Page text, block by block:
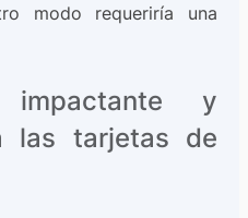
modo requeriría una
impactante y
las tarjetas de